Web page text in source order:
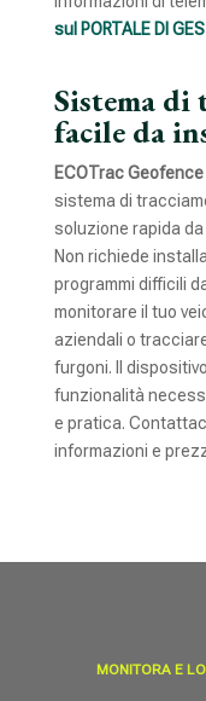
sul PORTALE DI
Sistema di
facile da
ECOTrac Geofence
sistema di
soluzione rapida
Non richiede
programmi difficili
monitorare il tuo
aziendali o
furgoni. Il
funzionalità
e pratica.
informazioni e
MONITORA E